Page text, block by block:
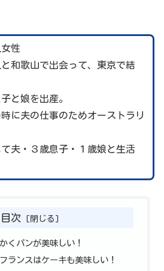
性
和歌山で出会って、東京で結
と娘を出産。
に夫の仕事のためオーストラリ
夫・３歳息子・１歳娘と生活
目次
くパンが美味しい！
ランスはケーキも美味しい！